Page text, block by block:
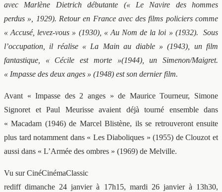
avec Marlène Dietrich débutante (« Le Navire des hommes
perdus », 1929). Retour en France avec des films policiers comme
« Accusé, levez-vous » (1930), « Au Nom de la loi » (1932). Sous
l’occupation, il réalise « La Main au diable » (1943), un film
fantastique, « Cécile est morte »(1944), un Simenon/Maigret.
« Impasse des deux anges » (1948) est son dernier film.
Avant « Impasse des 2 anges » de Maurice Tourneur, Simone
Signoret et Paul Meurisse avaient déjà tourné ensemble dans
« Macadam (1946) de Marcel Blistène, ils se retrouveront ensuite
plus tard notamment dans « Les Diaboliques » (1955) de Clouzot et
aussi dans « L’Armée des ombres » (1969) de Melville.
Vu sur CinéCinémaClassic
rediff dimanche 24 janvier à 17h15, mardi 26 janvier à 13h30,